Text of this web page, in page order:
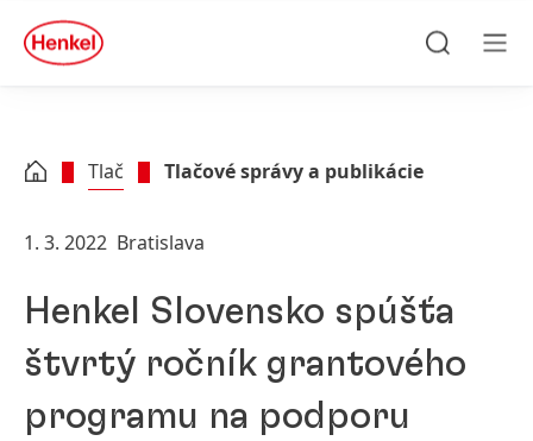
Skip to main content
Skip to footer
quick
search
Tlač Tlačové správy a publikácie
1. 3. 2022 Bratislava
Henkel Slovensko spúšťa
štvrtý ročník grantového
programu na podporu